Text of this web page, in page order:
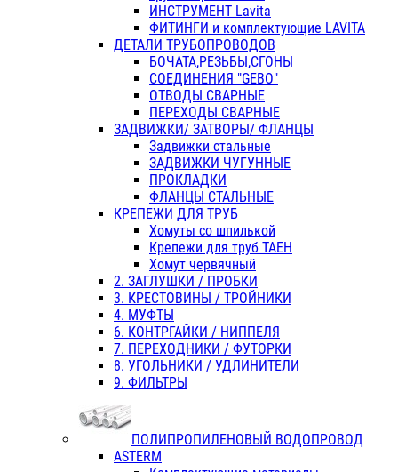
ИНСТРУМЕНТ Lavita
ФИТИНГИ и комплектующие LAVITA
ДЕТАЛИ ТРУБОПРОВОДОВ
БОЧАТА,РЕЗЬБЫ,СГОНЫ
СОЕДИНЕНИЯ "GEBO"
ОТВОДЫ СВАРНЫЕ
ПЕРЕХОДЫ СВАРНЫЕ
ЗАДВИЖКИ/ ЗАТВОРЫ/ ФЛАНЦЫ
Задвижки стальные
ЗАДВИЖКИ ЧУГУННЫЕ
ПРОКЛАДКИ
ФЛАНЦЫ СТАЛЬНЫЕ
КРЕПЕЖИ ДЛЯ ТРУБ
Хомуты со шпилькой
Крепежи для труб ТАЕН
Хомут червячный
2. ЗАГЛУШКИ / ПРОБКИ
3. КРЕСТОВИНЫ / ТРОЙНИКИ
4. МУФТЫ
6. КОНТРГАЙКИ / НИППЕЛЯ
7. ПЕРЕХОДНИКИ / ФУТОРКИ
8. УГОЛЬНИКИ / УДЛИНИТЕЛИ
9. ФИЛЬТРЫ
ПОЛИПРОПИЛЕНОВЫЙ ВОДОПРОВОД
ASTERM